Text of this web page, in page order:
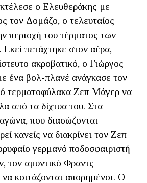
ο Ελευθεράκης με
τον Δομάζο, ο τελευταίος
περιοχή του τέρματος των
πετάχτηκε στον αέρα,
ακροβατικό, ο Γιώργος
ένα βολ-πλανέ ανάγκασε τον
τερματοφύλακα Ζεπ Μάγερ να
από τα δίχτυα του. Στα
που διασώζονται
κανείς να διακρίνει τον Ζεπ
γερμανό ποδοσφαιριστή
τον αμυντικό Φραντς
κοιτάζονται απορημένοι. Ο